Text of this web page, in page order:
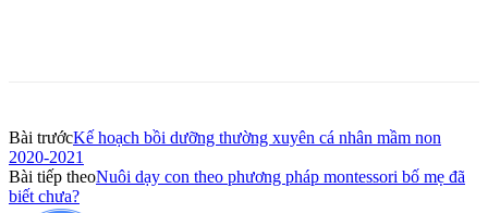
Bài trướcKế hoạch bồi dưỡng thường xuyên cá nhân mầm non
2020-2021
Bài tiếp theoNuôi dạy con theo phương pháp montessori bố mẹ đã
biết chưa?